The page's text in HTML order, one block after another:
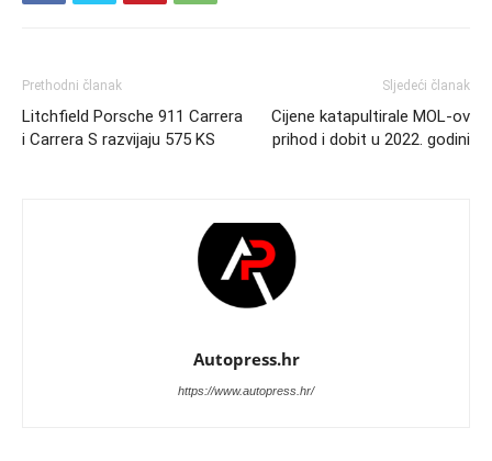
Prethodni članak
Litchfield Porsche 911 Carrera
i Carrera S razvijaju 575 KS
Sljedeći članak
Cijene katapultirale MOL-ov
prihod i dobit u 2022. godini
Autopress.hr
https://www.autopress.hr/